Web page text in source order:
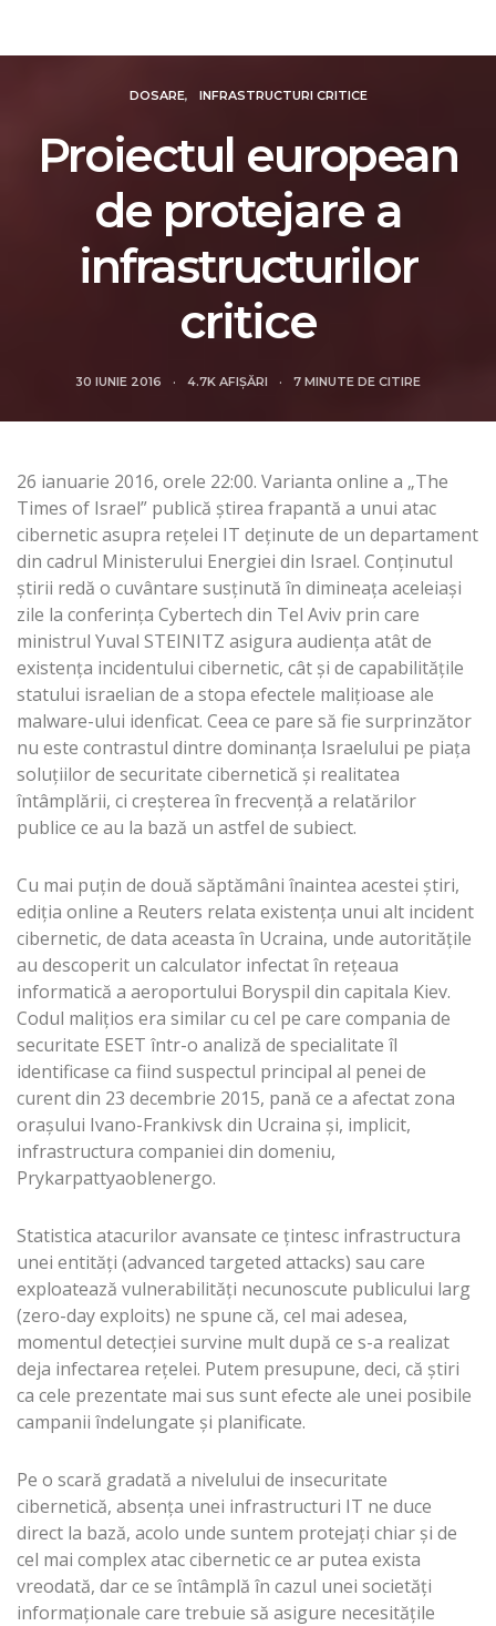
DOSARE INFRASTRUCTURI CRITICE
Proiectul european
de protejare a
infrastructurilor
critice
30 IUNIE 2016 4.7K AFIȘĂRI 7 MINUTE DE CITIRE
26 ianuarie 2016, orele 22:00. Varianta online a „The
Times of Israel” publică ştirea frapantă a unui atac
cibernetic asupra rețelei IT deținute de un departament
din cadrul Ministerului Energiei din Israel. Conținutul
știrii redă o cuvântare susţinută în dimineaţa aceleiaşi
zile la conferinţa Cybertech din Tel Aviv prin care
ministrul Yuval STEINITZ asigura audiența atât de
existența incidentului cibernetic, cât și de capabilitățile
statului israelian de a stopa efectele malițioase ale
malware-ului idenficat. Ceea ce pare să fie surprinzător
nu este contrastul dintre dominanţa Israelului pe piaţa
soluţiilor de securitate cibernetică şi realitatea
întâmplării, ci creșterea în frecvenţă a relatărilor
publice ce au la bază un astfel de subiect.
Cu mai puţin de două săptămâni înaintea acestei știri,
ediţia online a Reuters relata existența unui alt incident
cibernetic, de data aceasta în Ucraina, unde autoritățile
au descoperit un calculator infectat în reţeaua
informatică a aeroportului Boryspil din capitala Kiev.
Codul maliţios era similar cu cel pe care compania de
securitate ESET într-o analiză de specialitate îl
identificase ca fiind suspectul principal al penei de
curent din 23 decembrie 2015, pană ce a afectat zona
oraşului Ivano-Frankivsk din Ucraina şi, implicit,
infrastructura companiei din domeniu,
Prykarpattyaoblenergo.
Statistica atacurilor avansate ce țintesc infrastructura
unei entități (advanced targeted attacks) sau care
exploatează vulnerabilități necunoscute publicului larg
(zero-day exploits) ne spune că, cel mai adesea,
momentul detecției survine mult după ce s-a realizat
deja infectarea rețelei. Putem presupune, deci, că știri
ca cele prezentate mai sus sunt efecte ale unei posibile
campanii îndelungate și planificate.
Pe o scară gradată a nivelului de insecuritate
cibernetică, absența unei infrastructuri IT ne duce
direct la bază, acolo unde suntem protejați chiar și de
cel mai complex atac cibernetic ce ar putea exista
vreodată, dar ce se întâmplă în cazul unei societăți
informaționale care trebuie să asigure necesitățile